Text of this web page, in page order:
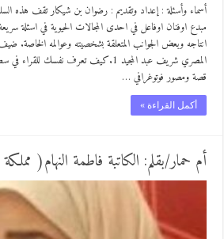
أسماء وأسئلة : إعداد وتقديم : رضوان بن شيكار تقف هذه
مبدع اوفنان اوفاعل في احدى المجالات الحيوية في اسئلة
انتاجه وبعض الجوانب المتعلقة بشخصيته وعوالمه الخاصة.
المصري شريف عبد المجيد 1.كيف تعرف
قصة ومصور فوتوغرافي …
أكمل القراءة »
أم حمار/بقلم: الكاتبة فاطمة النهام(